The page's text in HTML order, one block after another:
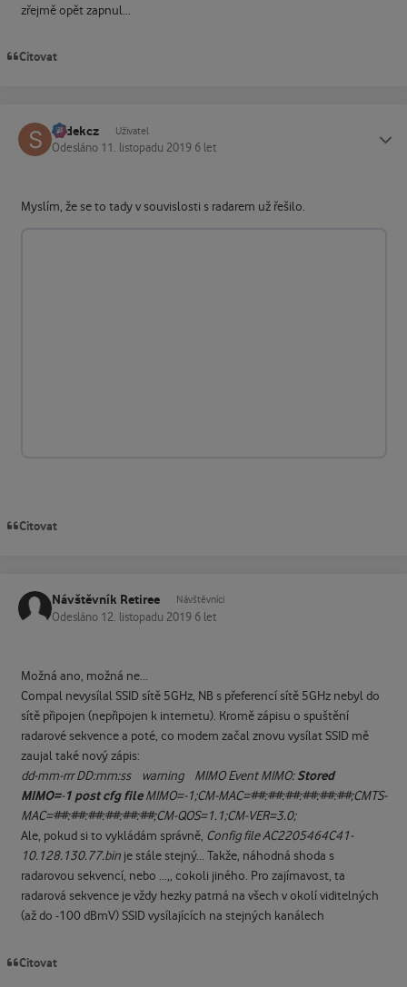
zřejmě opět zapnul...
Citovat
sodekcz Uživatel
Odesláno 11. listopadu 2019 6 let
Myslím, že se to tady v souvislosti s radarem už řešilo.
Citovat
Návštěvník Retiree Návštěvníci
Odesláno 12. listopadu 2019 6 let
Možná ano, možná ne...
Compal nevysílal SSID sítě 5GHz, NB s přeferencí sítě 5GHz nebyl do
sítě připojen (nepřipojen k internetu). Kromě zápisu o spuštění
radarové sekvence a poté, co modem začal znovu vysílat SSID mě
zaujal také nový zápis:
dd-mm-rrr DD:mm:ss warning MIMO Event MIMO:Stored
MIMO=-1 post cfg fileMIMO=-1;CM-MAC=##:##:##:##:##:##;CMTS-
MAC=##:##:##:##:##:##;CM-QOS=1.1;CM-VER=3.0;
Ale, pokud si to vykládám správně, Config file AC2205464C41-
10.128.130.77.binje stále stejný... Takže, náhodná shoda s
radarovou sekvencí, nebo ...,, cokoli jiného. Pro zajímavost, ta
radarová sekvence je vždy hezky patrná na všech v okolí viditelných
(až do -100 dBmV) SSID vysílajících na stejných kanálech
Citovat